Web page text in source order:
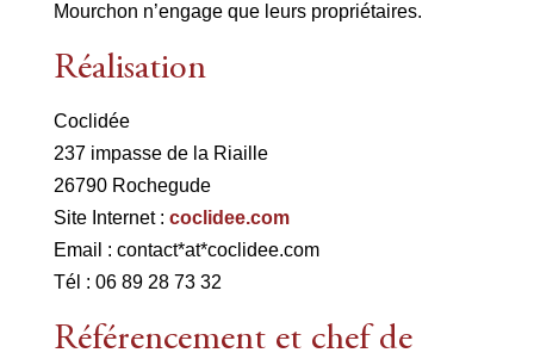
Mourchon n’engage que leurs propriétaires.
Réalisation
Coclidée
237 impasse de la Riaille
26790 Rochegude
Site Internet : coclidee.com
Email : contact*at*coclidee.com
Tél : 06 89 28 73 32
Référencement et chef de